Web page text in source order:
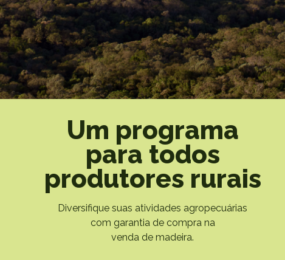
Um programa
para todos
produtores rurais
Diversifique suas atividades agropecuárias
com garantia de compra na
venda de madeira.